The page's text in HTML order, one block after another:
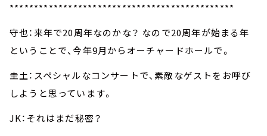
**********************************************
守也：来年で20周年なのかな？ なので20周年が始まる年
ということで、今年9月からオーチャードホールで。
圭土：スペシャルなコンサートで、素敵なゲストをお呼び
しようと思っています。
JK：それはまだ秘密？